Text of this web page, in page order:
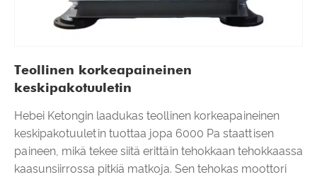
Teollinen korkeapaineinen
keskipakotuuletin
Hebei Ketongin laadukas teollinen korkeapaineinen
keskipakotuuletin tuottaa jopa 6000 Pa staattisen
paineen, mikä tekee siitä erittäin tehokkaan tehokkaassa
kaasunsiirrossa pitkiä matkoja. Sen tehokas moottori